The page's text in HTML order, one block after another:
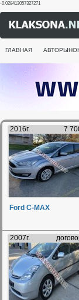
-0.028413057327271
ГЛАВНАЯ
2016г. 7
Ford C-MAX
2007г.